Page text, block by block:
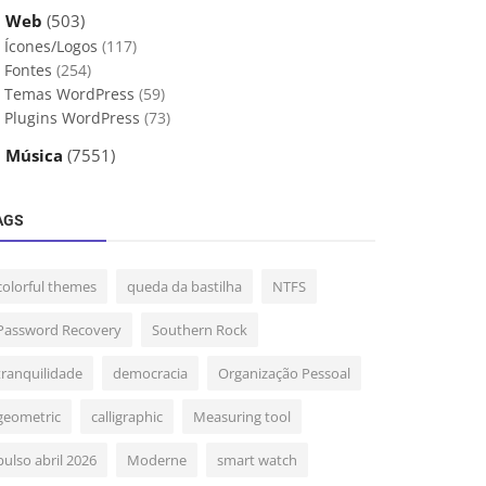
Web (503)
Ícones/Logos (117)
Fontes (254)
Temas WordPress (59)
Plugins WordPress (73)
Música (7551)
themes queda da bastilha NTFS
Recovery Southern Rock
democracia Organização Pessoal
calligraphic Measuring tool
abril 2026 Moderne smart watch